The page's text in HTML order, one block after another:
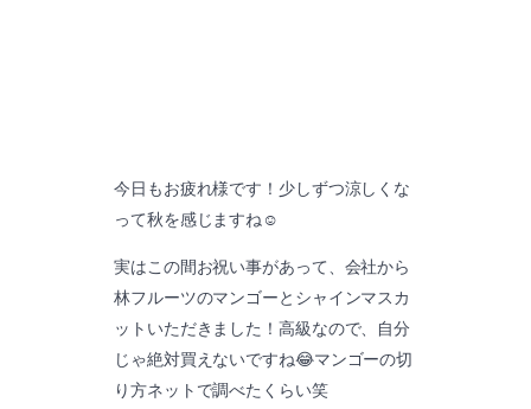
今日もお疲れ様です！少しずつ涼しくな
って秋を感じますね☺️
実はこの間お祝い事があって、会社から
林フルーツのマンゴーとシャインマスカ
ットいただきました！高級なので、自分
じゃ絶対買えないですね😂マンゴーの切
り方ネットで調べたくらい笑